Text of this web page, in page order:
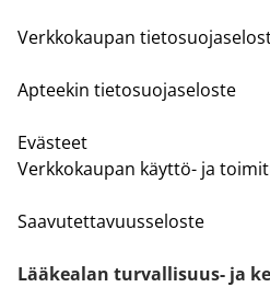
Verkkokaupan
Apteekin tietosuojaseloste
Evästeet
Verkkokaupan käyttö- ja
Saavutettavuusseloste
Lääkealan turvallisuus- ja